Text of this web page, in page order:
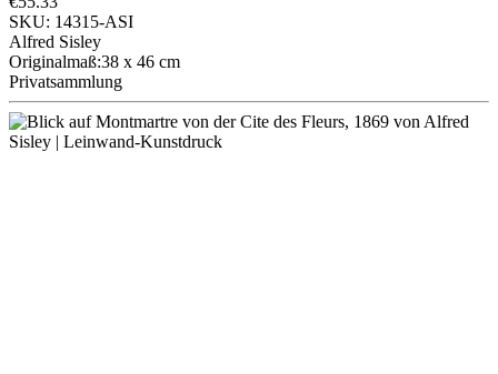
SKU: 14315-ASI
Alfred Sisley
Originalmaß:38 x 46 cm
Privatsammlung